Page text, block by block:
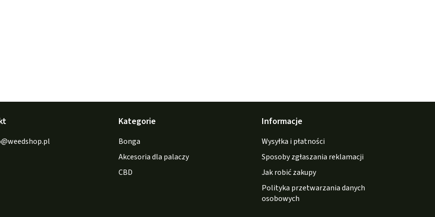
@weedshop.pl
Kategorie
Bonga
Akcesoria dla palaczy
CBD
Informacje
Wysyłka i płatności
Sposoby zgłaszania reklamacji
Jak robić zakupy
Polityka przetwarzania danych
osobowych